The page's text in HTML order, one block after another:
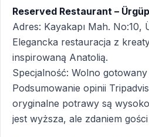
Reserved Restaurant – Ürgüp
Adres: Kayakapı Mah. No:10,
Elegancka restauracja z
inspirowaną Anatolią.
Specjalność: Wolno
Podsumowanie opinii
oryginalne potrawy są
jest wyższa, ale zdaniem